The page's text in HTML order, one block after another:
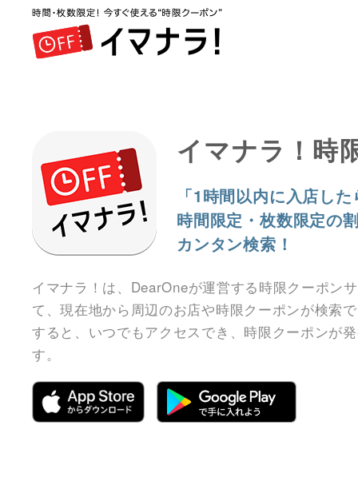
イマナラ！時
「1時間以内に入店し
時間限定・枚数限定の
カンタン検索！
イマナラ！は、DearOneが運営する時限クーポン
て、現在地から周辺のお店や時限クーポンが検索
すると、いつでもアクセスでき、時限クーポンが
す。